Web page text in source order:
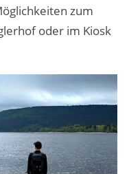
zum
oder im Kiosk